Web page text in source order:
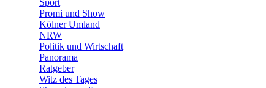
Sport
Promi und Show
Kölner Umland
NRW
Politik und Wirtschaft
Panorama
Ratgeber
Witz des Tages